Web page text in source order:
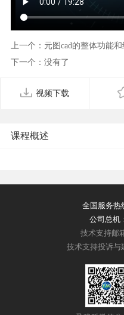
上一个：元图cad的整体功能
下一个：没有了
视频下载
课程概述
全国服务热
公司总机
技术支持邮
技术支持投诉与